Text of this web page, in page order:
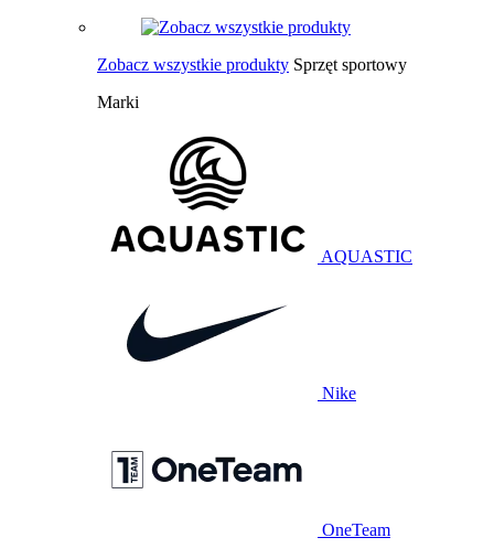
Zobacz wszystkie produkty Sprzęt sportowy
Marki
AQUASTIC
Nike
OneTeam